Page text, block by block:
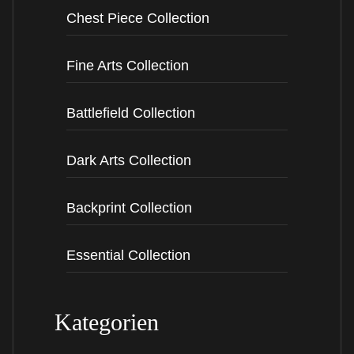
Chest Piece Collection
Fine Arts Collection
Battlefield Collection
Dark Arts Collection
Backprint Collection
Essential Collection
Kategorien
White
Soldiers
100% Printed in Germany